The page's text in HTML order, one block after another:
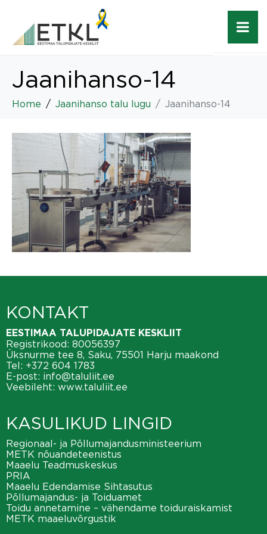
Jaanihanso-14
Home Jaanihanso talu lugu Jaanihanso-14
KONTAKT
EESTIMAA TALUPIDAJATE KESKLIIT
Registrikood: 80056397
Üksnurme tee 8, Saku, 75501 Harju maakond
Tel: +372 604 1783
E-post: info@taluliit.ee
Veebileht: www.taluliit.ee
KASULIKUD LINGID
Regionaal- ja Põllumajandusministeerium
METK nõuandeteenistus
Maaelu Teadmuskeskus
PRIA
Maaelu Edendamise Sihtasutus
Põllumajandus- ja Toiduamet
Toidu annetamine – vähendame toiduraiskamist
METK maaeluvõrgustik